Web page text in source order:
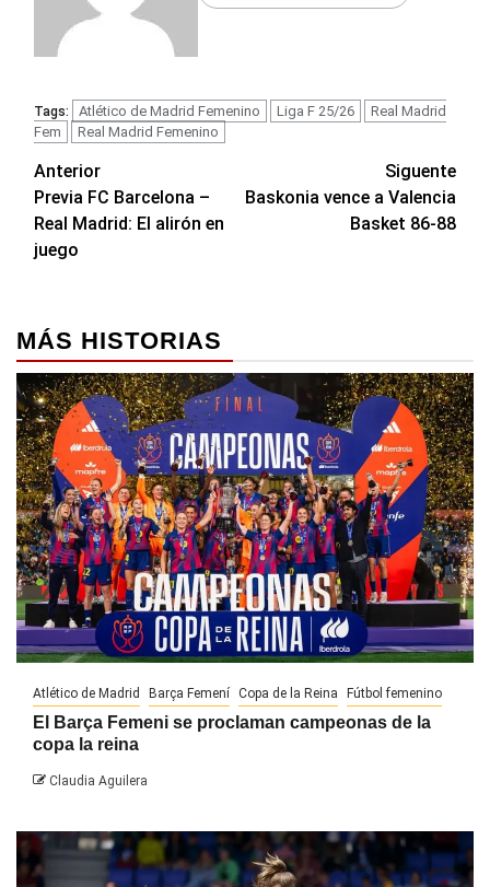
Tags: Atlético de Madrid Femenino Liga F 25/26
Real Madrid
Fem
Real Madrid Femenino
Navegación
de
entradas
Anterior
Previa FC Barcelona –
Real Madrid: El alirón en
juego
Siguente
Baskonia vence a Valencia
Basket 86-88
MÁS HISTORIAS
Atlético de Madrid Barça Femení Copa de la Reina Fútbol femenino
El Barça Femeni se proclaman campeonas de la
copa la reina
Claudia Aguilera